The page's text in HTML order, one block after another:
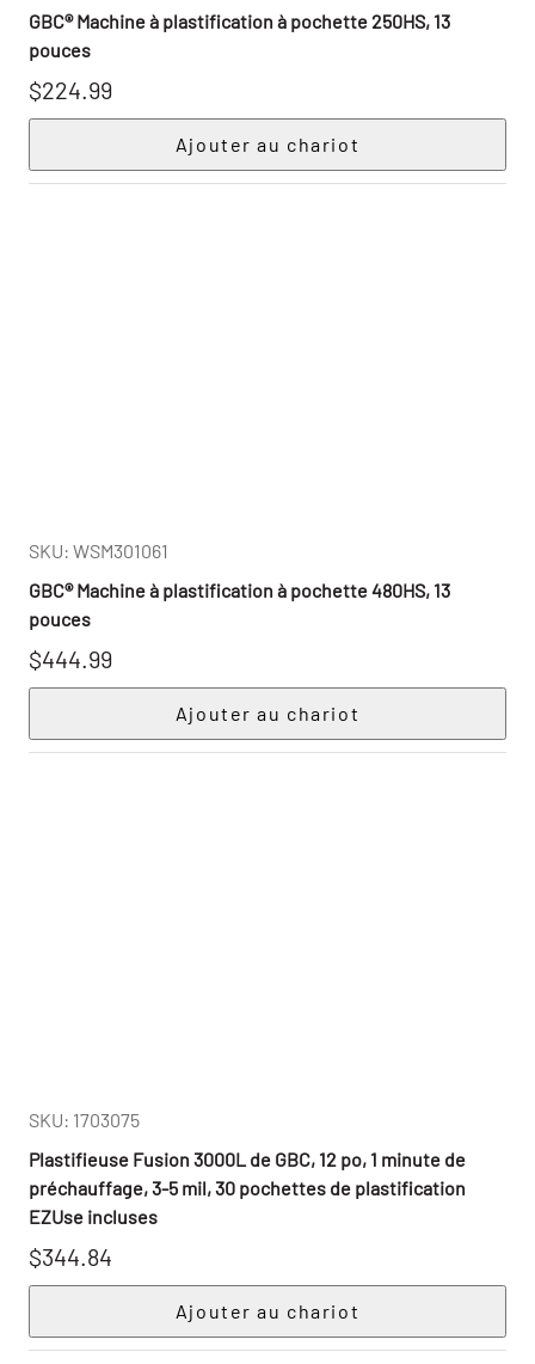
GBC® Machine à plastification à pochette 250HS, 13
pouces
$224.99
SKU: WSM301061
GBC® Machine à plastification à pochette 480HS, 13
pouces
$444.99
SKU: 1703075
Plastifieuse Fusion 3000L de GBC, 12 po, 1 minute de
préchauffage, 3-5 mil, 30 pochettes de plastification
EZUse incluses
$344.84